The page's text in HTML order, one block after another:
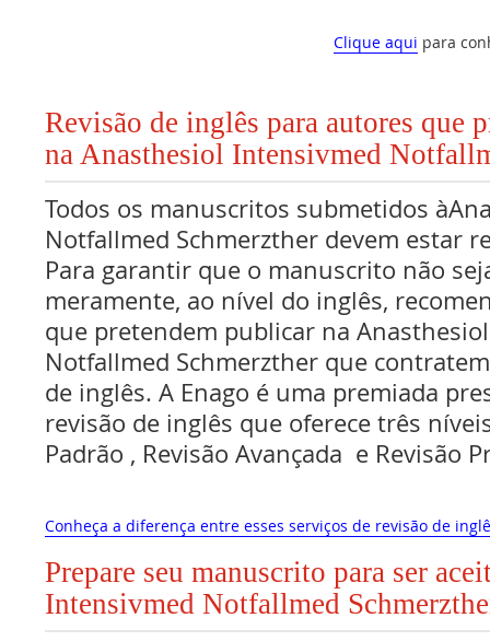
Clique aqui para
Revisão de inglês para autores que
na Anasthesiol Intensivmed
Todos os manuscritos submetidos
Notfallmed Schmerzther devem estar
Para garantir que o manuscrito não
meramente, ao nível do inglês,
que pretendem publicar na
Notfallmed Schmerzther que
de inglês. A Enago é uma premiada
revisão de inglês que oferece três
Padrão , Revisão Avançada e Revisão
Conheça a diferença entre esses serviços de revisão de
Prepare seu manuscrito para ser
Intensivmed Notfallmed